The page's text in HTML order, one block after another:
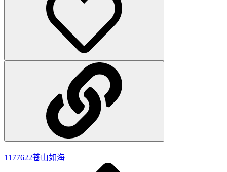
1177622苍山如海